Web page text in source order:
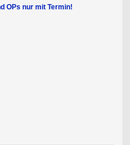
OPs nur mit Termin!